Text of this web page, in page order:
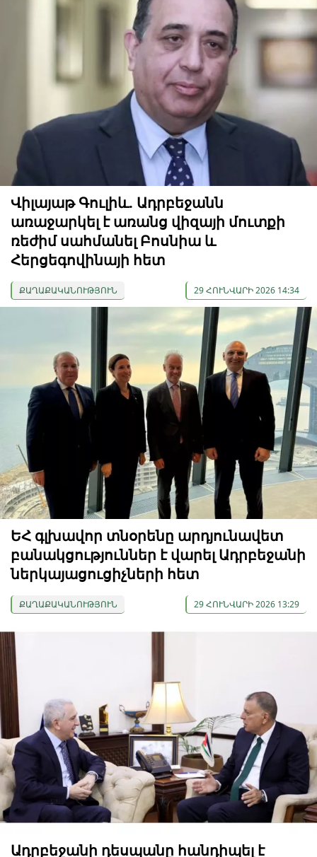
Վիլայաթ Գուլիև. Ադրբեջանն
առաջարկել է առանց վիզայի մուտքի
ռեժիմ սահմանել Բոսնիա և
Հերցեգովինայի հետ
ՔԱՂԱՔԱԿԱՆՈՒԹՅՈՒՆ 29 ՀՈՒՆՎԱՐԻ 2026 14:34
ԵՀ գլխավոր տնօրենը արդյունավետ
բանակցություններ է վարել Ադրբեջանի
ներկայացուցիչների հետ
ՔԱՂԱՔԱԿԱՆՈՒԹՅՈՒՆ 29 ՀՈՒՆՎԱՐԻ 2026 13:29
Ադրբեջանի դեսպանը հանդիպել է